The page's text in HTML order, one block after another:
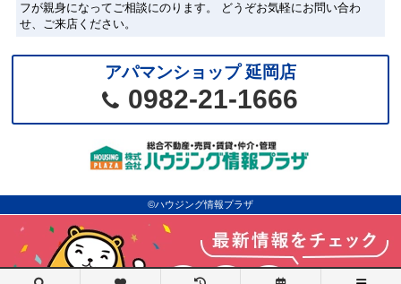
フが親身になってご相談にのります。 どうぞお気軽にお問い合わ
せ、ご来店ください。
アパマンショップ 延岡店
0982-21-1666
©ハウジング情報プラザ